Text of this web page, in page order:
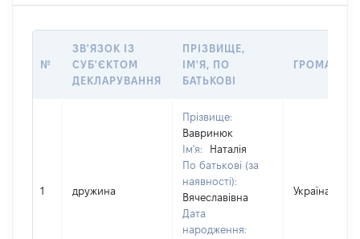
№
ЗВ'ЯЗОК ІЗ
СУБ'ЄКТОМ
ДЕКЛАРУВАННЯ
ПРІЗВИЩЕ,
ІМ'Я, ПО
БАТЬКОВІ
1 дружина
Прізвище:
Вавринюк
Ім'я:
Наталія
По батькові (за
наявності):
Вячеславівна
Дата
народження:
Україна